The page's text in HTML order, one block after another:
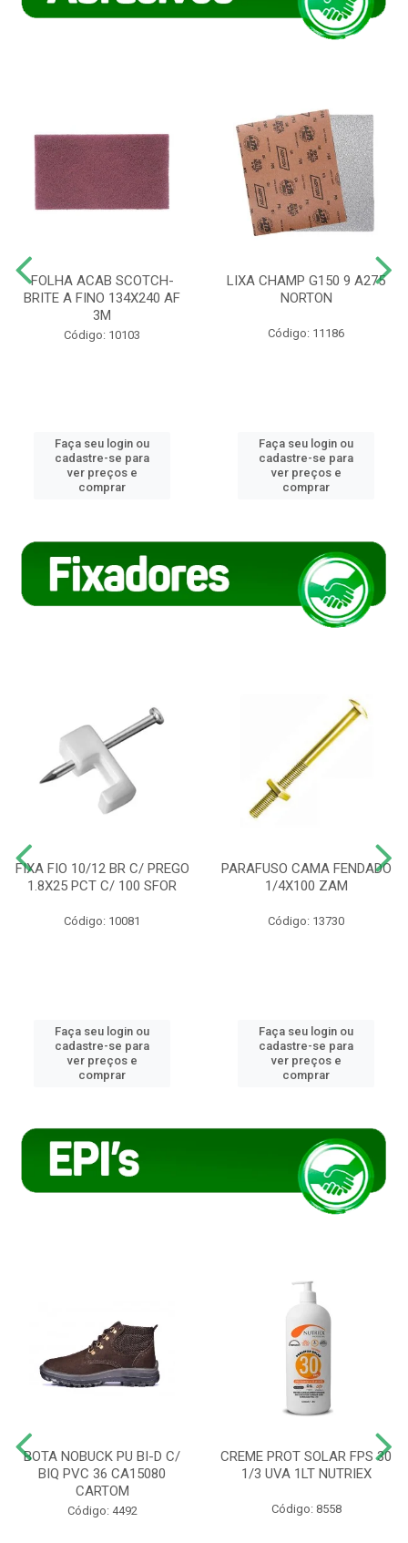
FOLHA ACAB SCOTCH-
BRITE A FINO 134X240 AF
3M
Código: 10103
Faça seu login ou
cadastre-se para
ver preços e
comprar
LIXA CHAMP G150 9 A275
NORTON
Código: 11186
Faça seu login ou
cadastre-se para
ver preços e
comprar
FIXA FIO 10/12 BR C/ PREGO
1.8X25 PCT C/ 100 SFOR
Código: 10081
Faça seu login ou
cadastre-se para
ver preços e
comprar
PARAFUSO CAMA FENDADO
1/4X100 ZAM
Código: 13730
Faça seu login ou
cadastre-se para
ver preços e
comprar
BOTA NOBUCK PU BI-D C/
BIQ PVC 36 CA15080
CARTOM
Código: 4492
CREME PROT SOLAR FPS 30
1/3 UVA 1LT NUTRIEX
Código: 8558